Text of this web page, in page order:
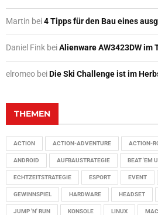
Martin bei4 Tipps für den Bau eines
Daniel Fink beiAlienware AW3423DW im
elromeo beiDie Ski Challenge ist im
THEMEN
ACTION ACTION-ADVENTURE ACTION-
ANDROID AUFBAUSTRATEGIE BEAT 'EM
ECHTZEITSTRATEGIE ESPORT EVENT
GEWINNSPIEL HARDWARE HEADSET
JUMP 'N' RUN KONSOLE LINUX MAC